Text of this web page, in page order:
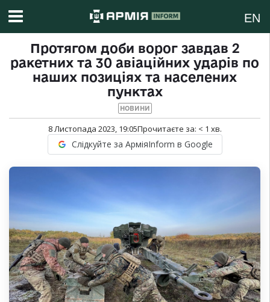
EN
Протягом доби ворог завдав 2
ракетних та 30 авіаційних ударів по
наших позиціях та населених
пунктах
НОВИНИ
8 Листопада 2023, 19:05Прочитаєте за: < 1 хв.
Слідкуйте за АрміяInform в Google